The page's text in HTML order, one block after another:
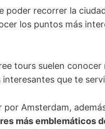
poder recorrer la
los puntos más
tours suelen
que te
por Amsterdam,
más emblemáticos